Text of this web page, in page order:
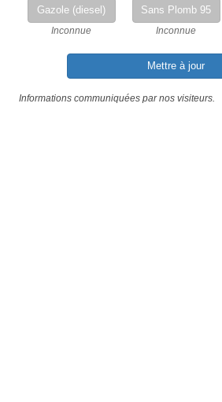
Gazole (diesel)
Inconnue
Sans Plomb 95
Inconnue
Mettre à jour
Informations communiquées par nos visiteurs.